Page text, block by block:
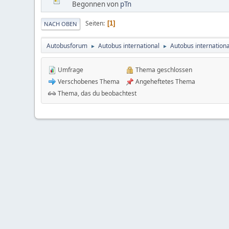
Begonnen von pTn
NACH OBEN Seiten 1
Autobusforum ► Autobus international ► Autobus
Umfrage
Verschobenes Thema
Thema geschlossen
Angeheftetes Thema
Thema, das du beobachtest